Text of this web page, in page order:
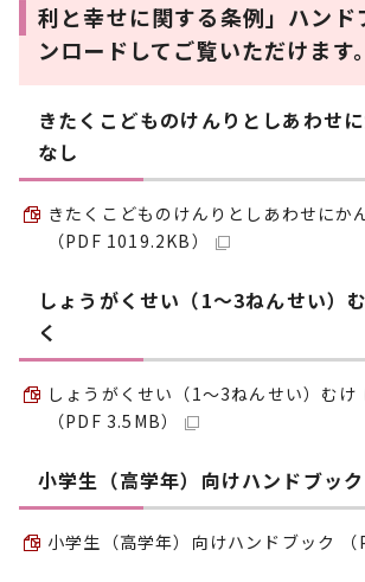
利と幸せに関する条例」ハンド
ンロードしてご覧いただけます。
きたくこどものけんりとしあわせ
なし
きたくこどものけんりとしあわせにか
（PDF 1019.2KB）
しょうがくせい（1～3ねんせい）
く
しょうがくせい（1～3ねんせい）むけ
（PDF 3.5MB）
小学生（高学年）向けハンドブック
小学生（高学年）向けハンドブック （